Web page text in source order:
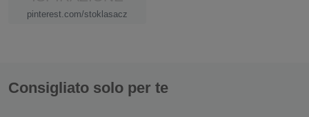
pinterest.com/stoklasacz
Consigliato solo per te